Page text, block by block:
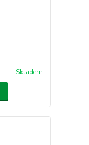
Skladem